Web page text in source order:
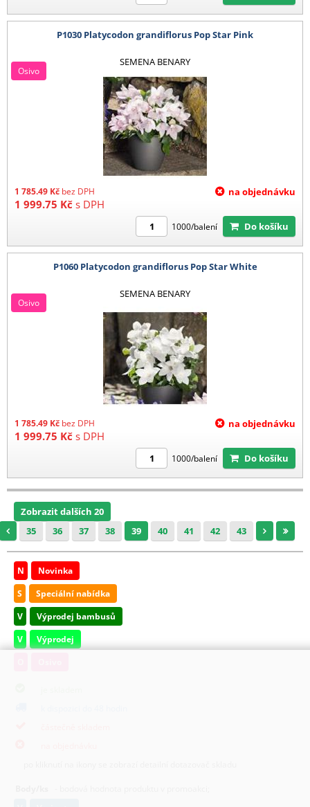
P1030 Platycodon grandiflorus Pop Star Pink
SEMENA BENARY
1 785.49 Kč bez DPH
1 999.75 Kč s DPH
Osivo
na objednávku
1000/balení Do košíku
P1060 Platycodon grandiflorus Pop Star White
SEMENA BENARY
1 785.49 Kč bez DPH
1 999.75 Kč s DPH
Osivo
na objednávku
1000/balení Do košíku
Zobrazit dalších 20
35
36 37 38 39 40 41 42 43
N
Novinka
S
Speciální nabídka
V
Výprodej bambusů
V
Výprodej